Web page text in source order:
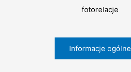
fotorelacje
Informacje ogólne